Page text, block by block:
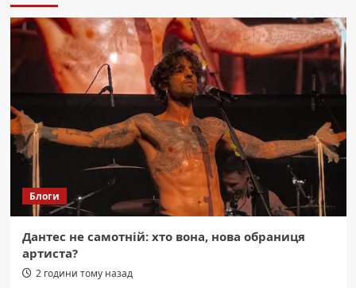
3
на Дніпропетровщині
4
Область
Пожежа в Кривому Розі: вогонь
знищив гараж, авто та господарчу
споруду на 85 кв. метрів.
5
Область
Страшна ніч над Радушним: перші
хвилини після удару ворога (відео).
Область
областю, вигідні маршрути, ціни та
Блоги
Дантес не самотній: хто вона, нова обраниця
артиста?
2 години тому назад